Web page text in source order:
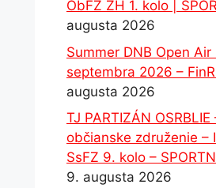
ObFZ ZH 1. kolo |
augusta 2026
Summer DNB Open Air
septembra 2026 –
augusta 2026
TJ PARTIZÁN
občianske združenie –
SsFZ 9. kolo –
9. augusta 2026